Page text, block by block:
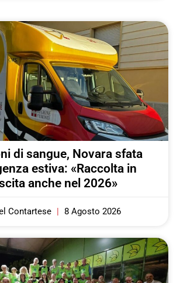
di sangue, Novara sfata
estiva: «Raccolta in
anche nel 2026»
Contartese 8 Agosto 2026